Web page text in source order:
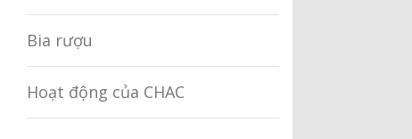
Bia rượu
Hoạt động của CHAC